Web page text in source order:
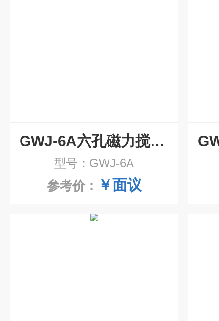
GWJ-6A六孔磁力搅拌水浴锅
型号：GWJ-6A
参考价： ￥面议